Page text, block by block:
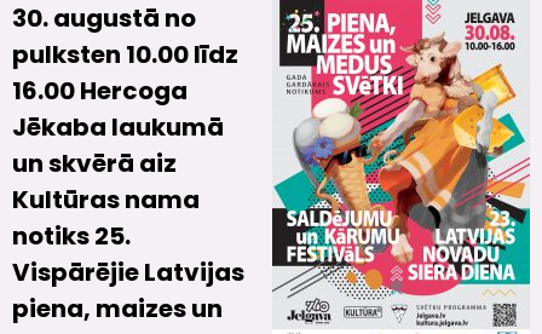
30. augustā no
pulksten 10.00 līdz
16.00 Hercoga
Jēkaba laukumā
un skvērā aiz
Kultūras nama
notiks 25.
Vispārējie Latvijas
piena, maizes un